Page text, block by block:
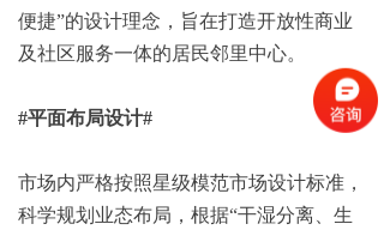
便捷”的设计理念，旨在打造开放性商业
及社区服务一体的居民邻里中心。
#平面布局设计#
市场内严格按照星级模范市场设计标准，
科学规划业态布局，根据“干湿分离、生